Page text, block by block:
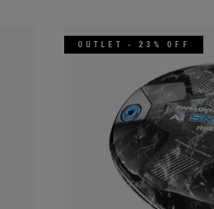
OUTLET - 23% OFF